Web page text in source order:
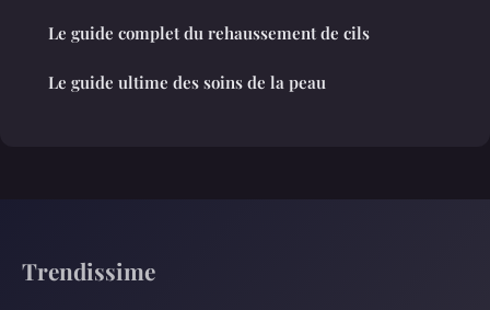
Le guide complet du rehaussement de cils
Le guide ultime des soins de la peau
Trendissime